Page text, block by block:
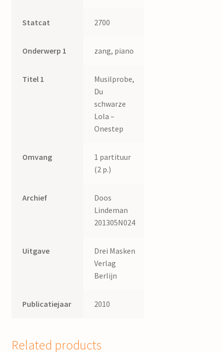
Statcat 2700
Onderwerp 1 zang, piano
Titel 1
Musilprobe,
Du
schwarze
Lola –
Onestep
Omvang
1 partituur
(2 p.)
Archief
Doos
Lindeman
201305N024
Uitgave
Drei Masken
Verlag
Berlijn
Publicatiejaar 2010
Related products